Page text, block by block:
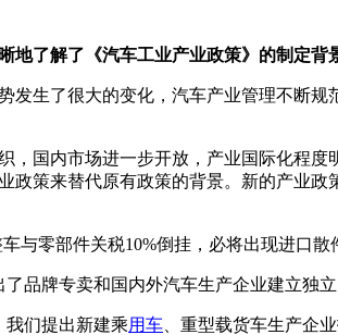
地了解了《汽车工业产业政策》的制定
发生了很大的变化，汽车产业管理不断
，国内市场进一步开放，产业国际化程
政策来替代原有政策的背景。新的产业
与零部件关税10%倒挂，必将出现进口
品牌专卖和国内外汽车生产企业建立独立
我们提出新建乘用车 、重型载货车生产企